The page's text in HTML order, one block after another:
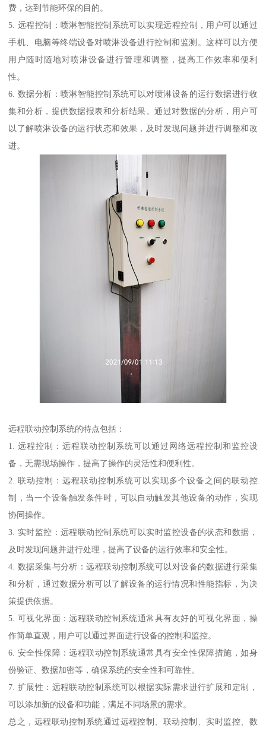
费，达到节能环保的目的。
5. 远程控制：喷淋智能控制系统可以实现远程控制，用户可以通过
手机、电脑等终端设备对喷淋设备进行控制和监测。这样可以方便
用户随时随地对喷淋设备进行管理和调整，提高工作效率和便利
性。
6. 数据分析：喷淋智能控制系统可以对喷淋设备的运行数据进行收
集和分析，提供数据报表和分析结果。通过对数据的分析，用户可
以了解喷淋设备的运行状态和效果，及时发现问题并进行调整和改
进。
远程联动控制系统的特点包括：
1. 远程控制：远程联动控制系统可以通过网络远程控制和监控设
备，无需现场操作，提高了操作的灵活性和便利性。
2. 联动控制：远程联动控制系统可以实现多个设备之间的联动控
制，当一个设备触发条件时，可以自动触发其他设备的动作，实现
协同操作。
3. 实时监控：远程联动控制系统可以实时监控设备的状态和数据，
及时发现问题并进行处理，提高了设备的运行效率和安全性。
4. 数据采集与分析：远程联动控制系统可以对设备的数据进行采集
和分析，通过数据分析可以了解设备的运行情况和性能指标，为决
策提供依据。
5. 可视化界面：远程联动控制系统通常具有友好的可视化界面，操
作简单直观，用户可以通过界面进行设备的控制和监控。
6. 安全性保障：远程联动控制系统通常具有安全性保障措施，如身
份验证、数据加密等，确保系统的安全性和可靠性。
7. 扩展性：远程联动控制系统可以根据实际需求进行扩展和定制，
可以添加新的设备和功能，满足不同场景的需求。
总之，远程联动控制系统通过远程控制、联动控制、实时监控、数